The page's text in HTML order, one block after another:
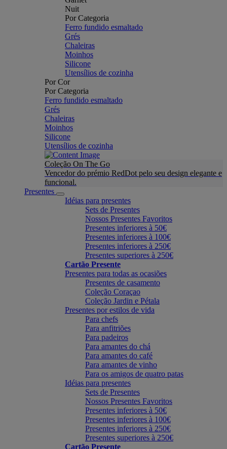
Nuit
Por Categoria
Ferro fundido esmaltado
Grés
Chaleiras
Moinhos
Silicone
Utensílios de cozinha
Por Cor
Por Categoria
Ferro fundido esmaltado
Grés
Chaleiras
Moinhos
Silicone
Utensílios de cozinha
Coleção On The Go
Vencedor do prémio RedDot pelo seu design elegante e
funcional.
Presentes
Idéias para presentes
Sets de Presentes
Nossos Presentes Favoritos
Presentes inferiores à 50€
Presentes inferiores à 100€
Presentes inferiores à 250€
Presentes superiores à 250€
Cartão Presente
Presentes para todas as ocasiões
Presentes de casamento
Coleção Coraçao
Coleção Jardin e Pétala
Presentes por estilos de vida
Para chefs
Para anfitriões
Para padeiros
Para amantes do chá
Para amantes do café
Para amantes de vinho
Para os amigos de quatro patas
Idéias para presentes
Sets de Presentes
Nossos Presentes Favoritos
Presentes inferiores à 50€
Presentes inferiores à 100€
Presentes inferiores à 250€
Presentes superiores à 250€
Cartão Presente